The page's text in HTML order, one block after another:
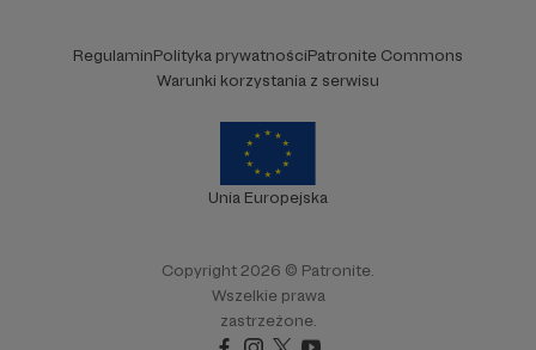
RegulaminPolityka prywatnościPatronite Commons
Warunki korzystania z serwisu
Unia Europejska
Copyright 2026 © Patronite.
Wszelkie prawa
zastrzeżone.